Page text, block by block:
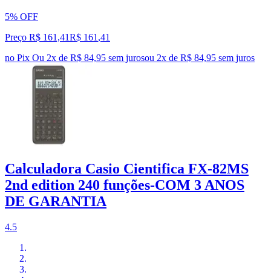
5% OFF
Preço R$ 161,41R$ 161,41
no Pix Ou 2x de R$ 84,95 sem jurosou 2x de R$ 84,95 sem juros
Calculadora Casio Cientifica FX-82MS
2nd edition 240 funções-COM 3 ANOS
DE GARANTIA
4.5